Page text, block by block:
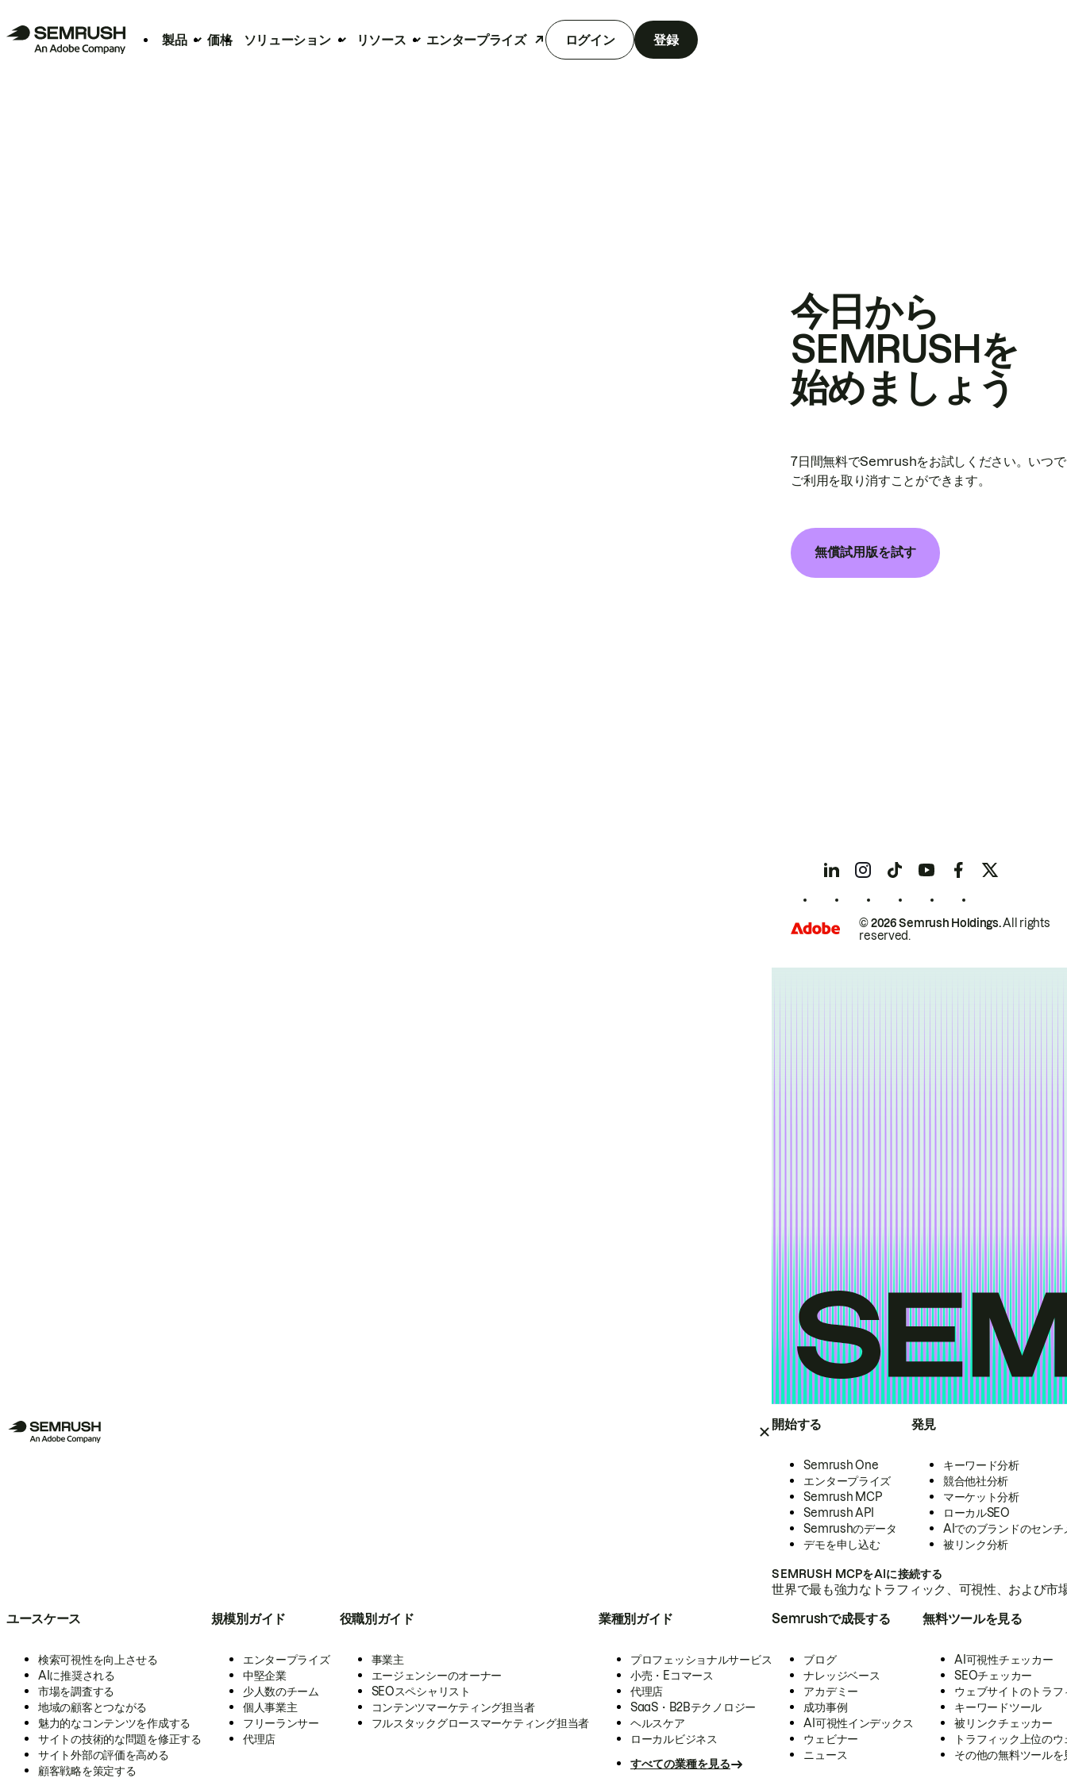
製品 価格 ソリューション リソース エンタープライズ ログイン 登録
開始する
Semrush One
エンタープライズ
Semrush MCP
Semrush API
Semrushのデータ
デモを申し込む
発見
キーワード分析
競合他社分析
マーケット分析
ローカルSEO
AIでのブランドのセンチ
被リンク分析
SEMRUSH MCPをAIに接続する
世界で最も強力なトラフィック、可視性、および
ユースケース
検索可視性を向上させる
AIに推奨される
市場を調査する
地域の顧客とつながる
魅力的なコンテンツを作成する
サイトの技術的な問題を修正する
サイト外部の評価を高める
顧客戦略を策定する
規模別ガイド
エンタープライズ
中堅企業
少人数のチーム
個人事業主
フリーランサー
代理店
役職別ガイド
事業主
エージェンシーのオーナー
SEOスペシャリスト
コンテンツマーケティング担当者
フルスタックグロースマーケティング担当者
業種別ガイド
プロフェッショナルサービス
小売・Eコマース
代理店
SaaS・B2Bテクノロジー
ヘルスケア
ローカルビジネス
すべての業種を見る
Semrushで成長する
ブログ
ナレッジベース
アカデミー
成功事例
AI可視性インデックス
ウェビナー
ニュース
無料ツールを見る
AI可視性チェッカー
SEOチェッカー
ウェブサイトのトラ
キーワードツール
被リンクチェッカー
トラフィック上位の
その他の無料ツールを
今日から
SEMRUSHを
始めましょう
7日間無料でSemrushをお試しください。いつ
ご利用を取り消すことができます。
無償試用版を試す
© 2026 Semrush Holdings.All rights
reserved.